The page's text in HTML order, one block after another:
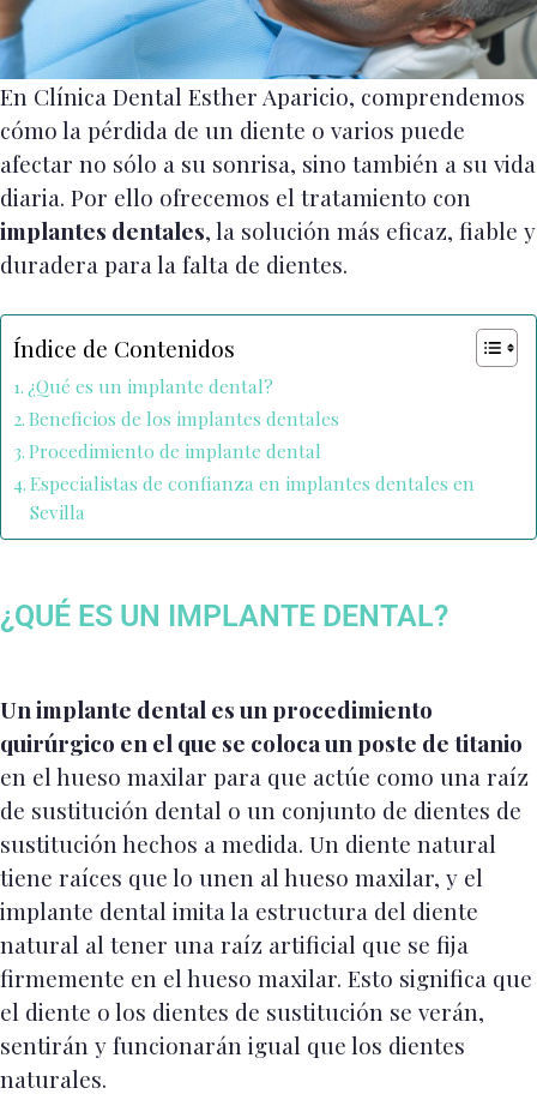
En Clínica Dental Esther Aparicio, comprendemos
cómo la pérdida de un diente o varios puede
afectar no sólo a su sonrisa, sino también a su vida
diaria. Por ello ofrecemos el tratamiento con
implantes dentales, la solución más eficaz, fiable y
duradera para la falta de dientes.
Índice de Contenidos
¿Qué es un implante dental?
Beneficios de los implantes dentales
Procedimiento de implante dental
Especialistas de confianza en implantes dentales en
Sevilla
¿QUÉ ES UN IMPLANTE DENTAL?
Un implante dental es un procedimiento
quirúrgico en el que se coloca un poste de titanio
en el hueso maxilar para que actúe como una raíz
de sustitución dental o un conjunto de dientes de
sustitución hechos a medida. Un diente natural
tiene raíces que lo unen al hueso maxilar, y el
implante dental imita la estructura del diente
natural al tener una raíz artificial que se fija
firmemente en el hueso maxilar. Esto significa que
el diente o los dientes de sustitución se verán,
sentirán y funcionarán igual que los dientes
naturales.